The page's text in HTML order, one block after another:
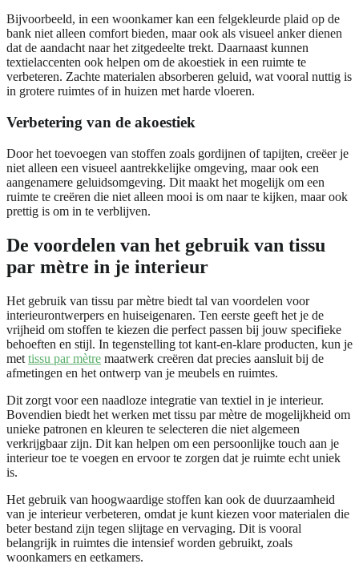
Bijvoorbeeld, in een woonkamer kan een felgekleurde plaid op de
bank niet alleen comfort bieden, maar ook als visueel anker dienen
dat de aandacht naar het zitgedeelte trekt. Daarnaast kunnen
textielaccenten ook helpen om de akoestiek in een ruimte te
verbeteren. Zachte materialen absorberen geluid, wat vooral nuttig is
in grotere ruimtes of in huizen met harde vloeren.
Verbetering van de akoestiek
Door het toevoegen van stoffen zoals gordijnen of tapijten, creëer je
niet alleen een visueel aantrekkelijke omgeving, maar ook een
aangenamere geluidsomgeving. Dit maakt het mogelijk om een
ruimte te creëren die niet alleen mooi is om naar te kijken, maar ook
prettig is om in te verblijven.
De voordelen van het gebruik van tissu
par mètre in je interieur
Het gebruik van tissu par mètre biedt tal van voordelen voor
interieurontwerpers en huiseigenaren. Ten eerste geeft het je de
vrijheid om stoffen te kiezen die perfect passen bij jouw specifieke
behoeften en stijl. In tegenstelling tot kant-en-klare producten, kun je
met tissu par mètre maatwerk creëren dat precies aansluit bij de
afmetingen en het ontwerp van je meubels en ruimtes.
Dit zorgt voor een naadloze integratie van textiel in je interieur.
Bovendien biedt het werken met tissu par mètre de mogelijkheid om
unieke patronen en kleuren te selecteren die niet algemeen
verkrijgbaar zijn. Dit kan helpen om een persoonlijke touch aan je
interieur toe te voegen en ervoor te zorgen dat je ruimte echt uniek
is.
Het gebruik van hoogwaardige stoffen kan ook de duurzaamheid
van je interieur verbeteren, omdat je kunt kiezen voor materialen die
beter bestand zijn tegen slijtage en vervaging. Dit is vooral
belangrijk in ruimtes die intensief worden gebruikt, zoals
woonkamers en eetkamers.